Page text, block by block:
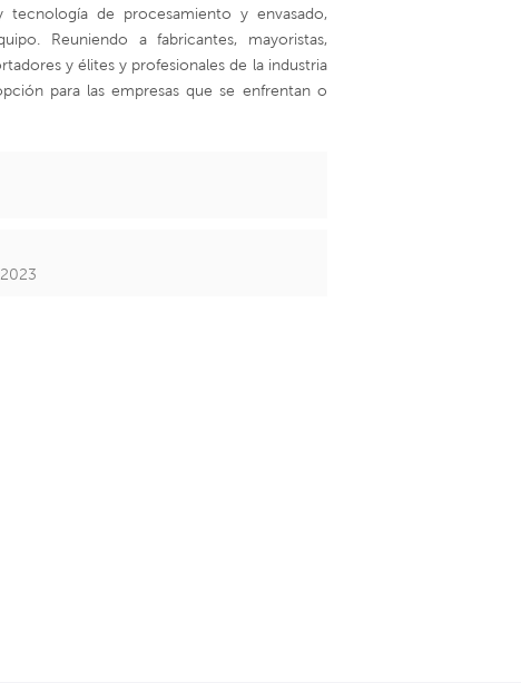
de procesamiento y envasado,
Reuniendo a fabricantes, mayoristas,
y élites y profesionales de la industria
para las empresas que se enfrentan o